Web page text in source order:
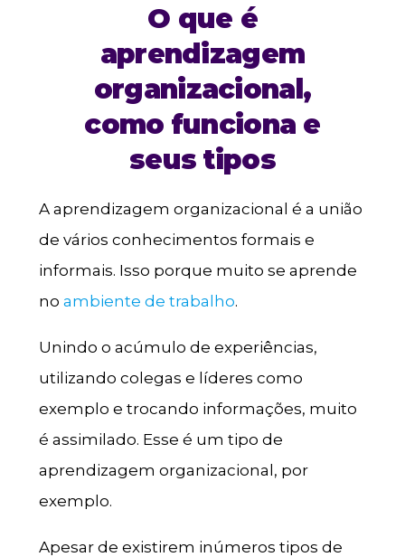
O que é
aprendizagem
organizacional,
como funciona e
seus tipos
A aprendizagem organizacional é a união
de vários conhecimentos formais e
informais. Isso porque muito se aprende
no ambiente de trabalho.
Unindo o acúmulo de experiências,
utilizando colegas e líderes como
exemplo e trocando informações, muito
é assimilado. Esse é um tipo de
aprendizagem organizacional, por
exemplo.
Apesar de existirem inúmeros tipos de